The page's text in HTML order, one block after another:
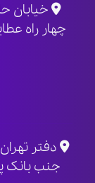
چهار راه
دفتر